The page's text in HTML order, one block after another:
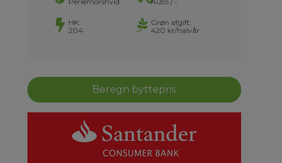
HK:
204
Grøn afgift:
420 kr/halvår
Beregn byttepris